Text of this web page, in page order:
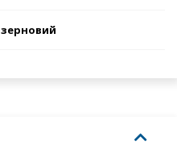
зерновий